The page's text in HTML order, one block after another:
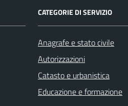
CATEGORIE DI SERVIZIO
Anagrafe e stato civile
Autorizzazioni
Catasto e urbanistica
Educazione e formazione